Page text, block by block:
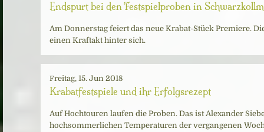
Endspurt bei den Festspielproben in Schwarzkollm
Am Donnerstag feiert das neue Krabat-Stück Premiere.
einen Kraftakt hinter sich.
Freitag, 15. Jun 2018
Krabatfestspiele und ihr Erfolgsrezept
Auf Hochtouren laufen die Proben. Das ist Alexander
hochsommerlichen Temperaturen der vergangenen